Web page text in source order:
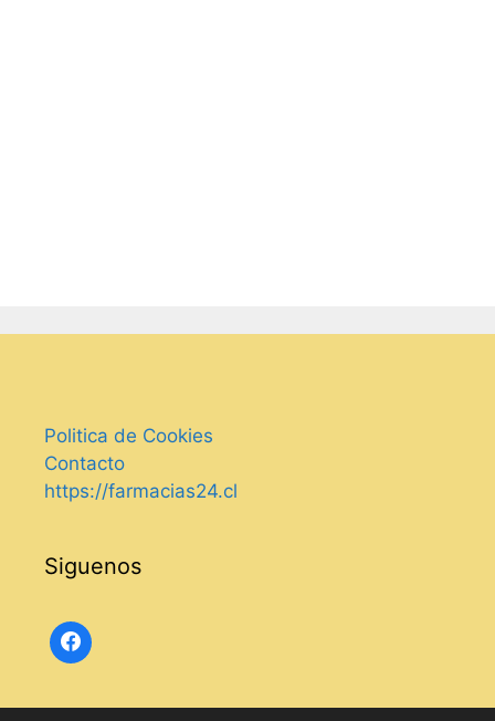
Politica de Cookies
Contacto
https://farmacias24.cl
Siguenos